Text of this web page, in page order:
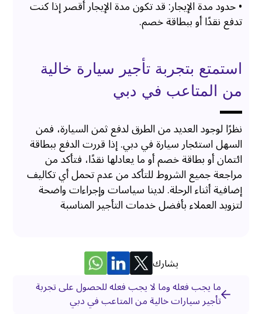
• حدود مدة الإيجار: قد تكون مدة الإيجار أقصر إذا كنت
تدفع نقدًا أو ببطاقة خصم.
استمتع بتجربة تأجير سيارة خالية
من المتاعب في دبي
نظرًا لوجود العديد من الطرق لدفع ثمن السيارة، فمن
السهل استئجار سيارة في دبي. إذا قررت الدفع ببطاقة
ائتمان أو بطاقة خصم أو ما يعادلها نقدًا، فتأكد من
مراجعة جميع الشروط للتأكد من عدم تحمل أي تكاليف
إضافية أثناء الرحلة. لدينا سياسات وإجراءات واضحة
لتزويد العملاء بأفضل خدمات التأجير المناسبة
يشارك
ما يجب فعله وما لا يجب فعله للحصول على تجربة
تأجير سيارات خالية من المتاعب في دبي